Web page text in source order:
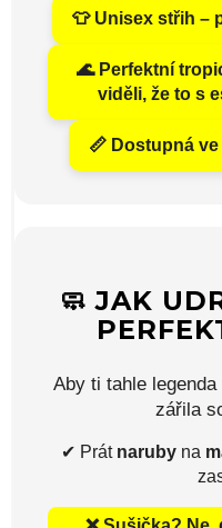
👕 Unisex střih –
🌊 Perfektní
viděli, že to s
📏 Dostupná
🧼 JAK
Aby ti tahle
zářila
✔ Prát naruby na